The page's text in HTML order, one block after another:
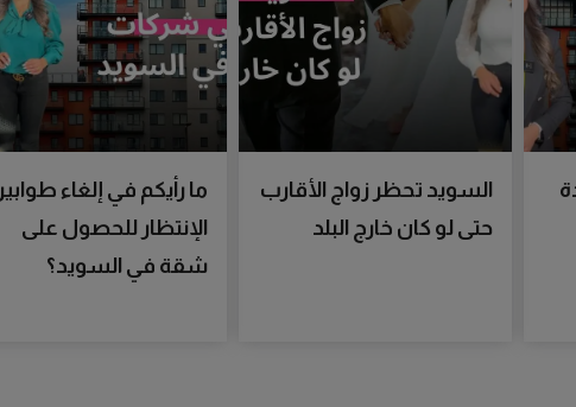
السويد تحظر زواج الأقارب
حتى لو كان خارج البلد
ما رأيكم في إلغاء طوابير
الإنتظار للحصول على
شقة في السويد؟